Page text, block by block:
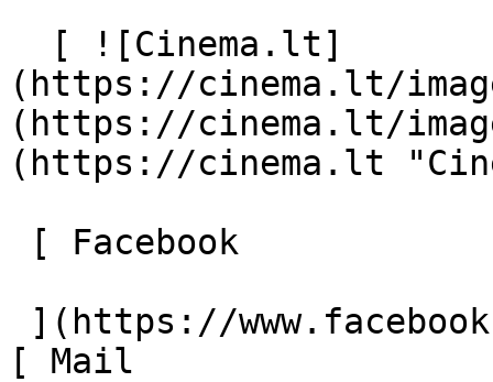
(https://cinema.lt/
(https://cinema.lt/
(https://cinema.lt
[ Mail